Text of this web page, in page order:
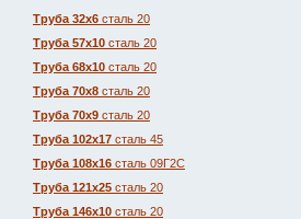
Труба 32х6 сталь 20
Труба 57х10 сталь 20
Труба 68х10 сталь 20
Труба 70х8 сталь 20
Труба 70х9 сталь 20
Труба 102х17 сталь 45
Труба 108х16 сталь 09Г2С
Труба 121х25 сталь 20
Труба 146х10 сталь 20